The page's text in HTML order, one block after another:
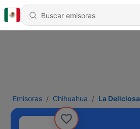
Emisoras Chihuahua La Deliciosa